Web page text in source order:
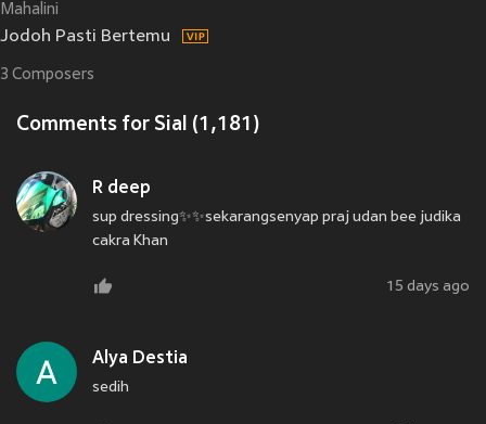
Mahalini
Jodoh Pasti Bertemu
3 Composers
Comments for Sial (1,181)
R deep
sup dressing✨✨sekarangsenyap praj udan bee judika
cakra Khan
15 days ago
Alya Destia
sedih